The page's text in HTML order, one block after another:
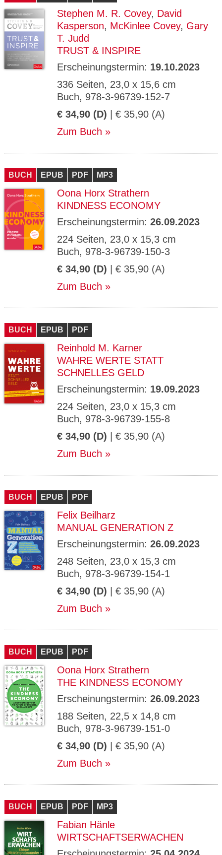
Stephen M. R. Covey, David
Kasperson, McKinlee Covey, Gary
T. Judd
TRUST & INSPIRE
Erscheinungstermin: 19.10.2023
336 Seiten, 23,0 x 15,6 cm
Buch, 978-3-96739-152-7
€ 34,90 (D) | € 35,90 (A)
Zum Buch
BUCH EPUB PDF MP3
Oona Horx Strathern
KINDNESS ECONOMY
Erscheinungstermin: 26.09.2023
224 Seiten, 23,0 x 15,3 cm
Buch, 978-3-96739-150-3
€ 34,90 (D) | € 35,90 (A)
Zum Buch
BUCH EPUB PDF
Reinhold M. Karner
WAHRE WERTE STATT
SCHNELLES GELD
Erscheinungstermin: 19.09.2023
224 Seiten, 23,0 x 15,3 cm
Buch, 978-3-96739-155-8
€ 34,90 (D) | € 35,90 (A)
Zum Buch
BUCH EPUB PDF
Felix Beilharz
MANUAL GENERATION Z
Erscheinungstermin: 26.09.2023
248 Seiten, 23,0 x 15,3 cm
Buch, 978-3-96739-154-1
€ 34,90 (D) | € 35,90 (A)
Zum Buch
BUCH EPUB PDF
Oona Horx Strathern
THE KINDNESS ECONOMY
Erscheinungstermin: 26.09.2023
188 Seiten, 22,5 x 14,8 cm
Buch, 978-3-96739-151-0
€ 34,90 (D) | € 35,90 (A)
Zum Buch
BUCH EPUB PDF MP3
Fabian Hänle
WIRTSCHAFTSERWACHEN